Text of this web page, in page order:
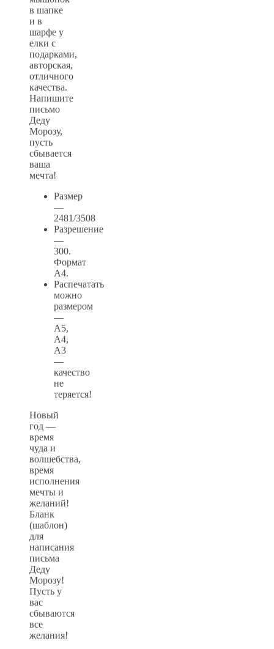
в шапке
и в
шарфе у
елки с
подарками,
авторская,
отличного
качества.
Напишите
письмо
Деду
Морозу,
пусть
сбывается
ваша
мечта!
Размер
—
2481/3508
Разрешение
—
300.
Формат
А4.
Распечатать
можно
размером
—
А5,
А4,
А3
—
качество
не
теряется!
Новый
год —
время
чуда и
волшебства,
время
исполнения
мечты и
желаний!
Бланк
(шаблон)
для
написания
письма
Деду
Морозу!
Пусть у
вас
сбываются
все
желания!